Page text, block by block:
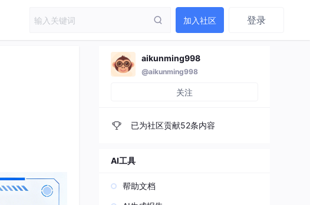
加入社区 登录
aikunming998
@aikunming998
关注
已为社区贡献52条内容
AI工具
帮助文档